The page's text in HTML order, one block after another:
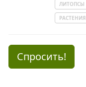
ЛИТОПСЫ
РАСТЕНИЯ
Спросить!